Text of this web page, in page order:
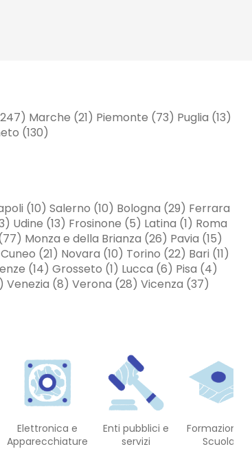
Marche (21) Piemonte (73) Puglia (13)
(130)
(10) Salerno (10) Bologna (29) Ferrara
Udine (13) Frosinone (5) Latina (1) Roma
Monza e della Brianza (26) Pavia (15)
(21) Novara (10) Torino (22) Bari (11)
(14) Grosseto (1) Lucca (6) Pisa (4)
Venezia (8) Verona (28) Vicenza (37)
Elettronica e
Apparecchiature
Enti pubblici e
servizi
Formazione E
Scuola